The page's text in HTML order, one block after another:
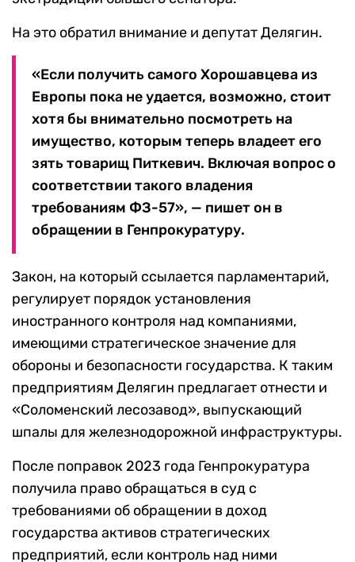
На это обратил внимание и депутат Делягин.
«Если получить самого Хорошавцева из
Европы пока не удается, возможно, стоит
хотя бы внимательно посмотреть на
имущество, которым теперь владеет его
зять товарищ Питкевич. Включая вопрос о
соответствии такого владения
требованиям ФЗ-57», — пишет он в
обращении в Генпрокуратуру.
Закон, на который ссылается парламентарий,
регулирует порядок установления
иностранного контроля над компаниями,
имеющими стратегическое значение для
обороны и безопасности государства. К таким
предприятиям Делягин предлагает отнести и
«Соломенский лесозавод», выпускающий
шпалы для железнодорожной инфраструктуры.
После поправок 2023 года Генпрокуратура
получила право обращаться в суд с
требованиями об обращении в доход
государства активов стратегических
предприятий, если контроль над ними